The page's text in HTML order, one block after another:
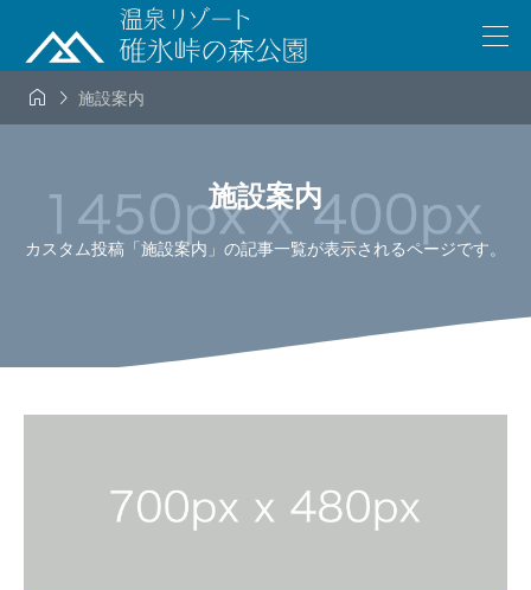
  施設案内
施設案内
カスタム投稿「施設案内」の記事一覧が表示されるページです。